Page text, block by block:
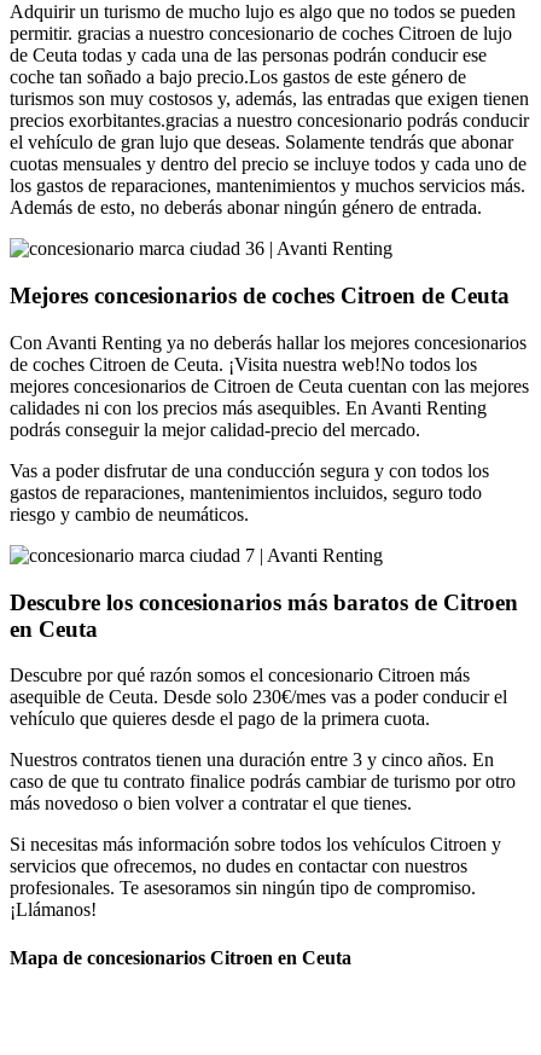
Adquirir un turismo de mucho lujo es algo que no todos se pueden
permitir. gracias a nuestro concesionario de coches Citroen de lujo
de Ceuta todas y cada una de las personas podrán conducir ese
coche tan soñado a bajo precio.Los gastos de este género de
turismos son muy costosos y, además, las entradas que exigen tienen
precios exorbitantes.gracias a nuestro concesionario podrás conducir
el vehículo de gran lujo que deseas. Solamente tendrás que abonar
cuotas mensuales y dentro del precio se incluye todos y cada uno de
los gastos de reparaciones, mantenimientos y muchos servicios más.
Además de esto, no deberás abonar ningún género de entrada.
Mejores concesionarios de coches Citroen de Ceuta
Con Avanti Renting ya no deberás hallar los mejores concesionarios
de coches Citroen de Ceuta. ¡Visita nuestra web!No todos los
mejores concesionarios de Citroen de Ceuta cuentan con las mejores
calidades ni con los precios más asequibles. En Avanti Renting
podrás conseguir la mejor calidad-precio del mercado.
Vas a poder disfrutar de una conducción segura y con todos los
gastos de reparaciones, mantenimientos incluidos, seguro todo
riesgo y cambio de neumáticos.
Descubre los concesionarios más baratos de Citroen
en Ceuta
Descubre por qué razón somos el concesionario Citroen más
asequible de Ceuta. Desde solo 230€/mes vas a poder conducir el
vehículo que quieres desde el pago de la primera cuota.
Nuestros contratos tienen una duración entre 3 y cinco años. En
caso de que tu contrato finalice podrás cambiar de turismo por otro
más novedoso o bien volver a contratar el que tienes.
Si necesitas más información sobre todos los vehículos Citroen y
servicios que ofrecemos, no dudes en contactar con nuestros
profesionales. Te asesoramos sin ningún tipo de compromiso.
¡Llámanos!
Mapa de concesionarios Citroen en Ceuta